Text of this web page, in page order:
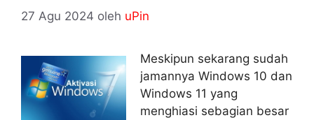
27 Agu 2024 oleh uPin
Meskipun sekarang sudah
jamannya Windows 10 dan
Windows 11 yang
menghiasi sebagian besar